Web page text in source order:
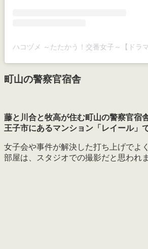
町山の警察官宿舎
藤と川合と牧高が住む町山の警察官宿
王子市にあるマンション「レイール」
女子会や事件が解決した打ち上げでよ
部屋は、スタジオでの撮影だと思われ